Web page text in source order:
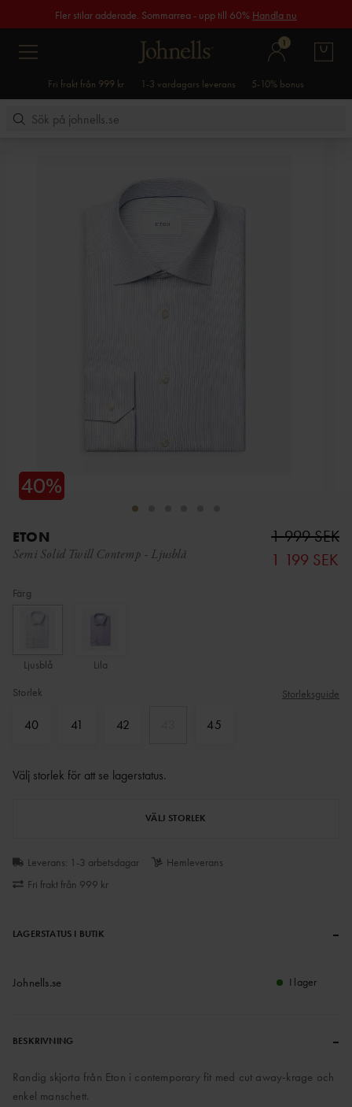
Fler stilar adderade. Sommarrea - upp till 60% Handla nu
1
Fri frakt från 999 kr 1-3 vardagars leverans 5-10% bonus
ETON
Semi Solid Twill Contemp - Ljusblå
1 999 SEK
1 199 SEK
Färg
Ljusblå
Lila
Storlek
Storleksguide
40 41 42 45
Välj storlek för att se lagerstatus.
VÄLJ STORLEK
Leverans: 1-3 arbetsdagar
Hemleverans
Fri frakt från 999 kr
LAGERSTATUS I BUTIK –
Johnells.se I lager
BESKRIVNING –
Randig skjorta från Eton i contemporary fit med cut away-krage och
enkel manschett.